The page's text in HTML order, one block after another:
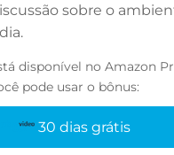
sobre o
disponível no Amazon
pode usar o bônus:
30 dias grátis